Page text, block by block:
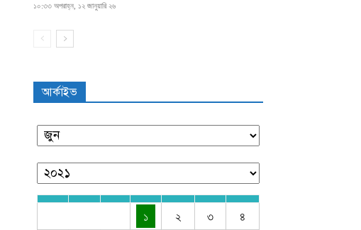
১০:৩৩ অপরাহ্ন, ১২ জানুয়ারি ২৬
আর্কাইভ
১ ২ ৩
৪